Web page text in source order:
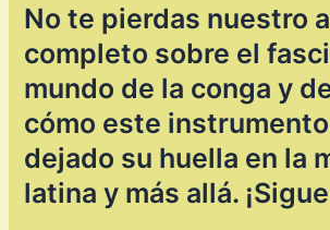
No te pierdas nuestro
completo sobre el
mundo de la conga y
cómo este
dejado su huella en la
latina y más allá.